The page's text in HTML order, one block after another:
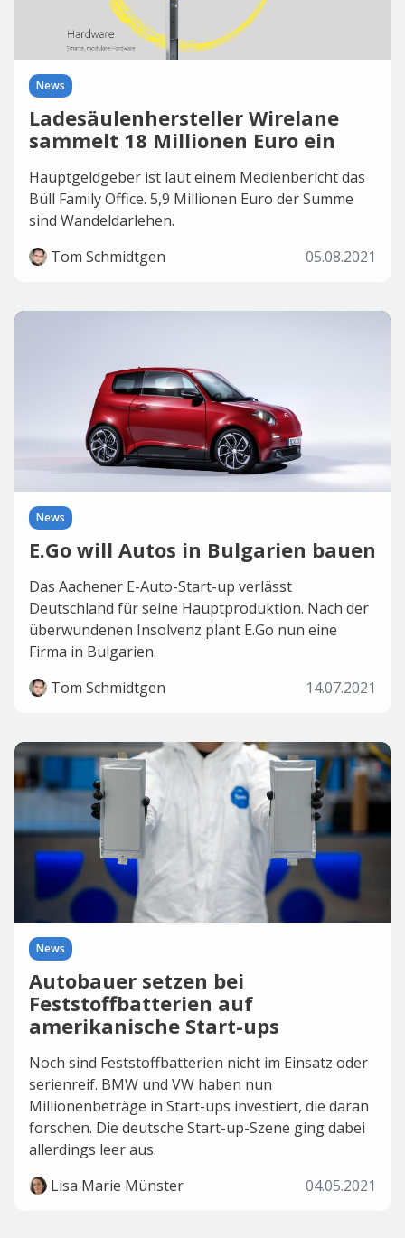
News
Ladesäulenhersteller Wirelane
sammelt 18 Millionen Euro ein
Hauptgeldgeber ist laut einem Medienbericht das
Büll Family Office. 5,9 Millionen Euro der Summe
sind Wandeldarlehen.
Tom Schmidtgen
05.08.2021
News
E.Go will Autos in Bulgarien bauen
Das Aachener E-Auto-Start-up verlässt
Deutschland für seine Hauptproduktion. Nach der
überwundenen Insolvenz plant E.Go nun eine
Firma in Bulgarien.
Tom Schmidtgen
14.07.2021
News
Autobauer setzen bei
Feststoffbatterien auf
amerikanische Start-ups
Noch sind Feststoffbatterien nicht im Einsatz oder
serienreif. BMW und VW haben nun
Millionenbeträge in Start-ups investiert, die daran
forschen. Die deutsche Start-up-Szene ging dabei
allerdings leer aus.
Lisa Marie Münster
04.05.2021